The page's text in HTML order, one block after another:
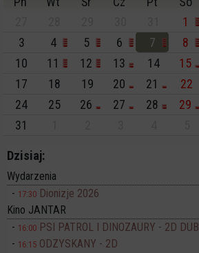
1
3
4 5 6 7 8
10
11 12 13 14 15
17
18 19 20 21 22
24
25 26 27 28 29
31
Dzisiaj:
Wydarzenia
17:30 Dionizje 2026
Kino JANTAR
16:00 PSI PATROL I DINOZAURY - 2D DUB
16:15 ODZYSKANY - 2D